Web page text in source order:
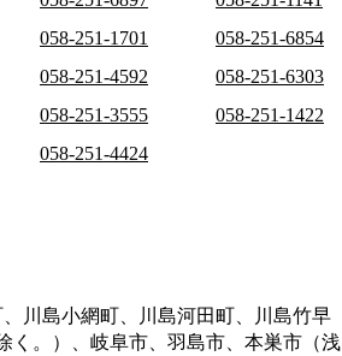
058-251-1701
058-251-6854
058-251-4592
058-251-6303
058-251-3555
058-251-1422
058-251-4424
川島小網町、川島河田町、川島竹早
く。）、岐阜市、羽島市、本巣市（浅